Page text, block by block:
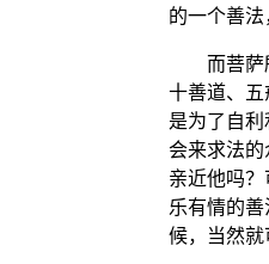
的一个善
而菩
十善道、
是为了自
会来求法
亲近他吗
乐有情的
候，当然就